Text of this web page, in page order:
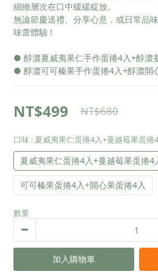
細緻層次在口中緩緩綻放。
無論節慶送禮、分享心意，或日常品
味蕾體驗 !
● 醇濃夏威夷果仁手作蛋捲4入+醇濃
● 醇濃可可榛果手作蛋捲4入+醇濃開
NT$499 NT$680
口味 : 夏威夷果仁蛋捲4入+蔓越莓果蛋捲
夏威夷果仁蛋捲4入+蔓越莓果蛋捲4
可可榛果蛋捲4入+開心果蛋捲4入
數量
加入購物車